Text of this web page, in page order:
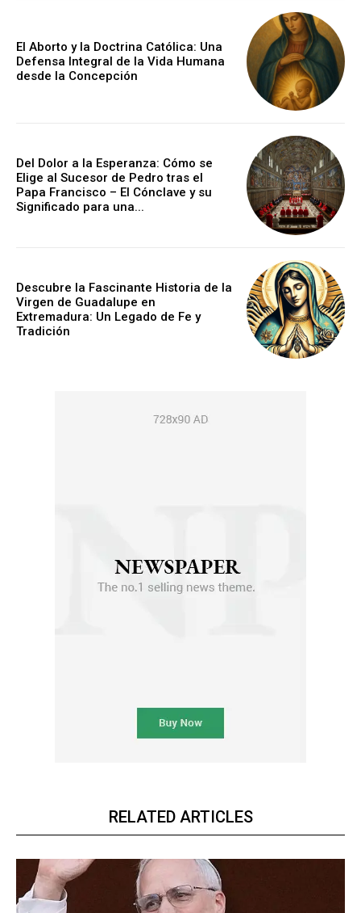
El Aborto y la Doctrina Católica: Una
Defensa Integral de la Vida Humana
desde la Concepción
Del Dolor a la Esperanza: Cómo se
Elige al Sucesor de Pedro tras el
Papa Francisco – El Cónclave y su
Significado para una...
Descubre la Fascinante Historia de la
Virgen de Guadalupe en
Extremadura: Un Legado de Fe y
Tradición
RELATED ARTICLES